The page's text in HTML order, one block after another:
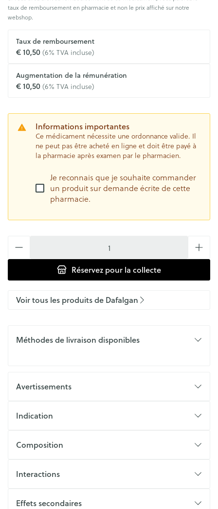
taux de remboursement en pharmacie et non le prix affiché sur notre
webshop.
Taux de remboursement
€ 10,50(6% TVA incluse)
Augmentation de la rémunération
€ 10,50(6% TVA incluse)
Informations importantes
Ce médicament nécessite une ordonnance valide. Il
ne peut pas être acheté en ligne et doit être payé à
la pharmacie après examen par le pharmacien.
Je reconnais que je souhaite commander
un produit sur demande écrite de cette
pharmacie.
Réservez pour la collecte
Voir tous les produits de Dafalgan
Méthodes de livraison disponibles
Avertissements
Indication
Composition
Interactions
Effets secondaires